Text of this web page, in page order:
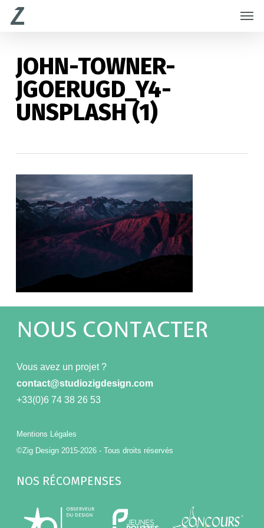
Skip
contentJOHN-TOWNER-
JGOERUGD_Y4-
UNSPLASH (1)
NOUS CONTACTER
Vous avez un projet ?
contact@studiozigdesign.com
+33(0)6 74 38 26 53
Mentions Légales
©Zig Design 2015-2026 - Tous droits réservés
NOS RÉCOMPENSES